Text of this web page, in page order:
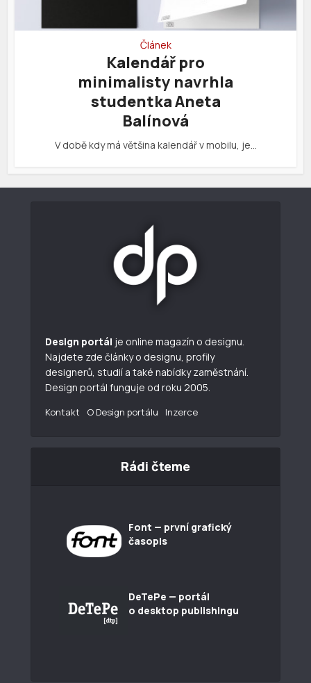
Článek
Kalendář pro
minimalisty navrhla
studentka Aneta
Balínová
V době kdy má většina kalendář v mobilu, je…
Design portál je online magazín o designu.
Najdete zde články o designu, profily
designerů, studií a také nabídky zaměstnání.
Design portál funguje od roku 2005.
Kontakt O Design portálu Inzerce
Rádi čteme
Font — první grafický
časopis
DeTePe — portál
o desktop publishingu